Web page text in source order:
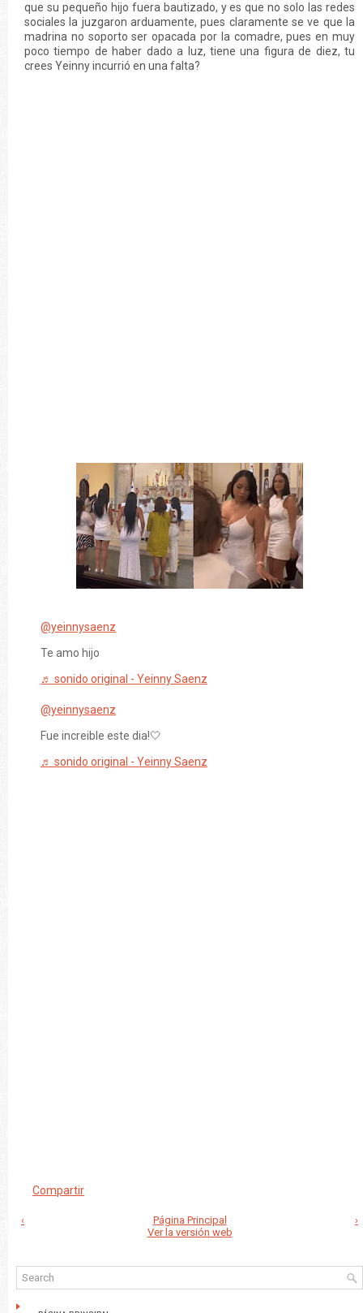
que su pequeño hijo fuera bautizado, y es que no solo las redes
sociales la juzgaron arduamente, pues claramente se ve que la
madrina no soporto ser opacada por la comadre, pues en muy
poco tiempo de haber dado a luz, tiene una figura de diez, tu
crees Yeinny incurrió en una falta?
@yeinnysaenz
Te amo hijo
♬ sonido original - Yeinny Saenz
@yeinnysaenz
Fue increible este dia!🤍
♬ sonido original - Yeinny Saenz
Compartir
‹ ›
Página Principal
Ver la versión web